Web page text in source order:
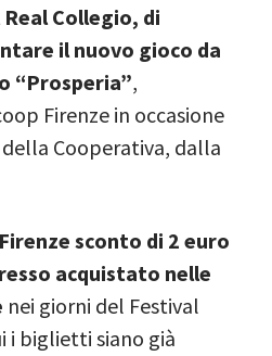
Collegio, di
il nuovo gioco da
“Prosperia”,
Firenze in occasione
Cooperativa, dalla
sconto di 2 euro
acquistato nelle
nei giorni del Festival
i biglietti siano già